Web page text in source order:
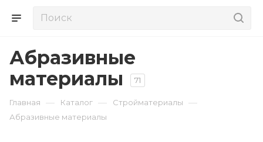
Абразивные
материалы
71
Главная — Каталог — Стройматериалы —
Абразивные материалы